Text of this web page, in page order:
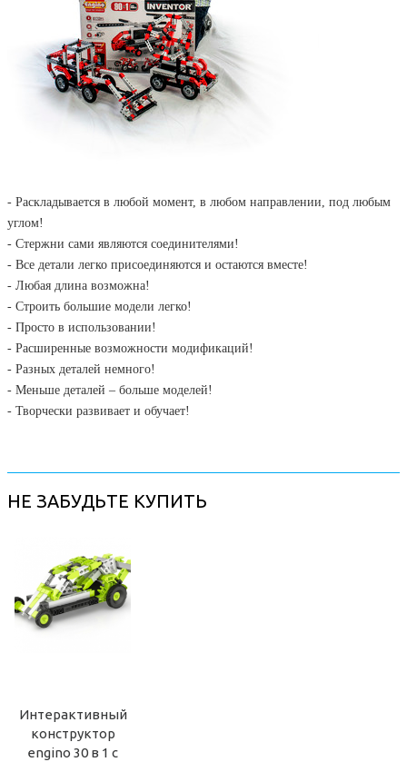
- Раскладывается в любой момент, в любом направлении, под любым
углом!
- Стержни сами являются соединителями!
- Все детали легко присоединяются и остаются вместе!
- Любая длина возможна!
- Строить большие модели легко!
- Просто в использовании!
- Расширенные возможности модификаций!
- Разных деталей немного!
- Меньше деталей – больше моделей!
- Творчески развивает и обучает!
НЕ ЗАБУДЬТЕ КУПИТЬ
Интерактивный
конструктор
engino 30 в 1 с